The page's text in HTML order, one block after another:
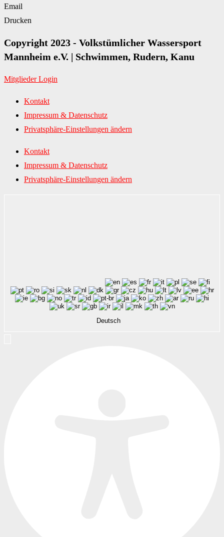
Email
Drucken
Copyright 2023 - Volkstümlicher Wassersport
Mannheim e.V. | Schwimmen, Rudern, Kanu
Mitglieder Login
Kontakt
Impressum & Datenschutz
Privatsphäre-Einstellungen ändern
Kontakt
Impressum & Datenschutz
Privatsphäre-Einstellungen ändern
Deutsch